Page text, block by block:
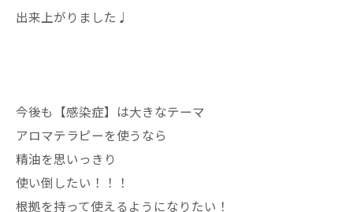
出来上がりました♩
今後も【感染症】は大きなテーマ
アロマテラピーを使うなら
精油を思いっきり
使い倒したい！！！
根拠を持って使えるようになりたい！